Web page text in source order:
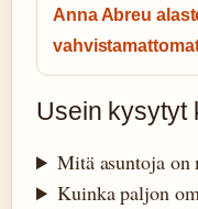
Anna Abreu
Usein kysytyt
Mitä asuntoja on
Kuinka paljon